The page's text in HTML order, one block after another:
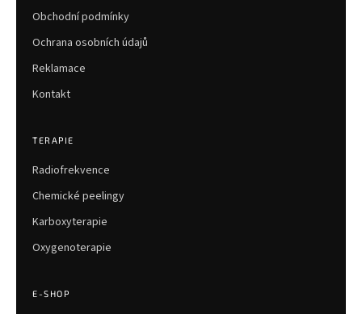
Obchodní podmínky
Ochrana osobních údajů
Reklamace
Kontakt
TERAPIE
Radiofrekvence
Chemické peelingy
Karboxyterapie
Oxygenoterapie
E-SHOP